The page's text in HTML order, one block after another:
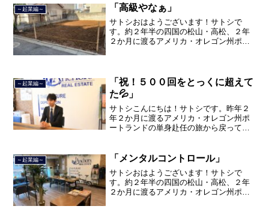
て、２０２１年３月９日より東...
～起業編～ 「高級やなぁ」
サトシおはようございます！サトシで
す。約２年半の四国の松山・高松、２年
２か月に渡るアメリカ・オレゴン州ポー
した。２０２１年３月９日よ...
～起業編～
「祝！５００回をとっくに超えて
た💦」
サトシこんにちは！サトシです。昨年２
年２か月に渡るアメリカ・オレゴン州ポ
ートランドの単身赴任の旅から戻ってき
で２３年間のサラリーマン人生を卒業
し、東京都品川区南大井で不...
～起業編～ 「メンタルコントロール」
サトシおはようございます！サトシで
す。約２年半の四国の松山・高松、２年
２か月に渡るアメリカ・オレゴン州ポー